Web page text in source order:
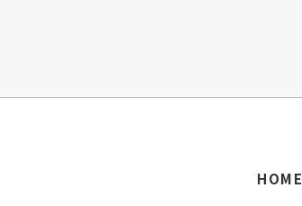
HOME